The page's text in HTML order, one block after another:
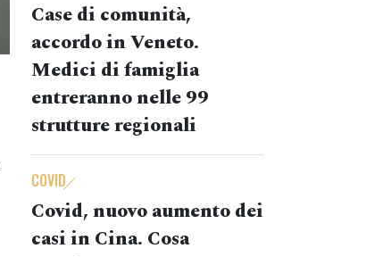
Case di comunità,
accordo in Veneto.
Medici di famiglia
entreranno nelle 99
strutture regionali
COVID
Covid, nuovo aumento dei
casi in Cina. Cosa